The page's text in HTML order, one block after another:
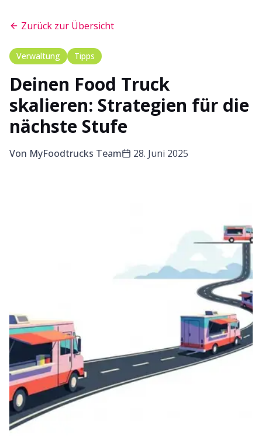
Zurück zur Übersicht
Verwaltung Tipps
Deinen Food Truck
skalieren: Strategien für die
nächste Stufe
Von MyFoodtrucks Team 28. Juni 2025